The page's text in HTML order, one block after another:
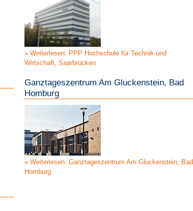
Weiterlesen: PPP Hochschule für Technik und
Wirtschaft, Saarbrücken
Ganztageszentrum Am Gluckenstein, Bad
Homburg
Weiterlesen: Ganztageszentrum Am Gluckenstein, Bad
Homburg